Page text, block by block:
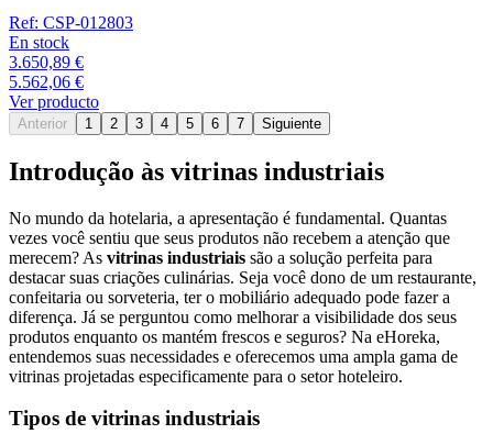
Ref: CSP-012803
En stock
3.650,89 €
5.562,06 €
Ver producto
Anterior 1 2 3 4 5 6 7 Siguiente
Introdução às vitrinas industriais
No mundo da hotelaria, a apresentação é fundamental. Quantas
vezes você sentiu que seus produtos não recebem a atenção que
merecem? As vitrinas industriais são a solução perfeita para
destacar suas criações culinárias. Seja você dono de um restaurante,
confeitaria ou sorveteria, ter o mobiliário adequado pode fazer a
diferença. Já se perguntou como melhorar a visibilidade dos seus
produtos enquanto os mantém frescos e seguros? Na eHoreka,
entendemos suas necessidades e oferecemos uma ampla gama de
vitrinas projetadas especificamente para o setor hoteleiro.
Tipos de vitrinas industriais